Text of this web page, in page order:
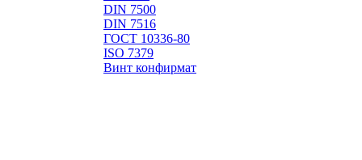
DIN 7500
DIN 7516
ГОСТ 10336-80
ISO 7379
Винт конфирмат